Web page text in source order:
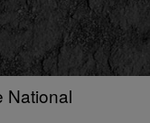
National